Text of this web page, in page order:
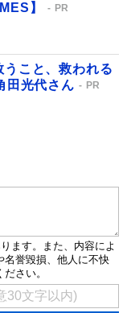
】
PR
うこと、救われる
光代さん
PR